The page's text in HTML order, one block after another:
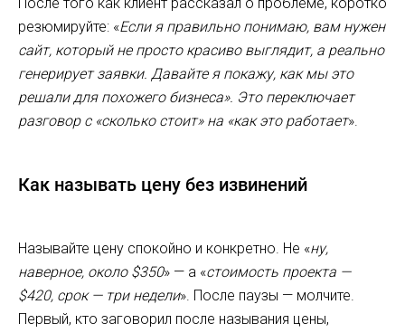
После того как клиент рассказал о проблеме, коротко
резюмируйте: «Если я правильно понимаю, вам нужен
сайт, который не просто красиво выглядит, а реально
генерирует заявки. Давайте я покажу, как мы это
решали для похожего бизнеса». Это переключает
разговор с «сколько стоит» на «как это работает».
Как называть цену без извинений
Называйте цену спокойно и конкретно. Не «ну,
наверное, около $350» — а «стоимость проекта —
$420, срок — три недели». После паузы — молчите.
Первый, кто заговорил после называния цены,